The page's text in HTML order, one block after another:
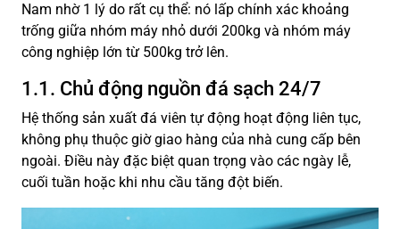
Nam nhờ 1 lý do rất cụ thể: nó lấp chính xác khoảng
trống giữa nhóm máy nhỏ dưới 200kg và nhóm máy
công nghiệp lớn từ 500kg trở lên.
1.1. Chủ động nguồn đá sạch 24/7
Hệ thống sản xuất đá viên tự động hoạt động liên tục,
không phụ thuộc giờ giao hàng của nhà cung cấp bên
ngoài. Điều này đặc biệt quan trọng vào các ngày lễ,
cuối tuần hoặc khi nhu cầu tăng đột biến.